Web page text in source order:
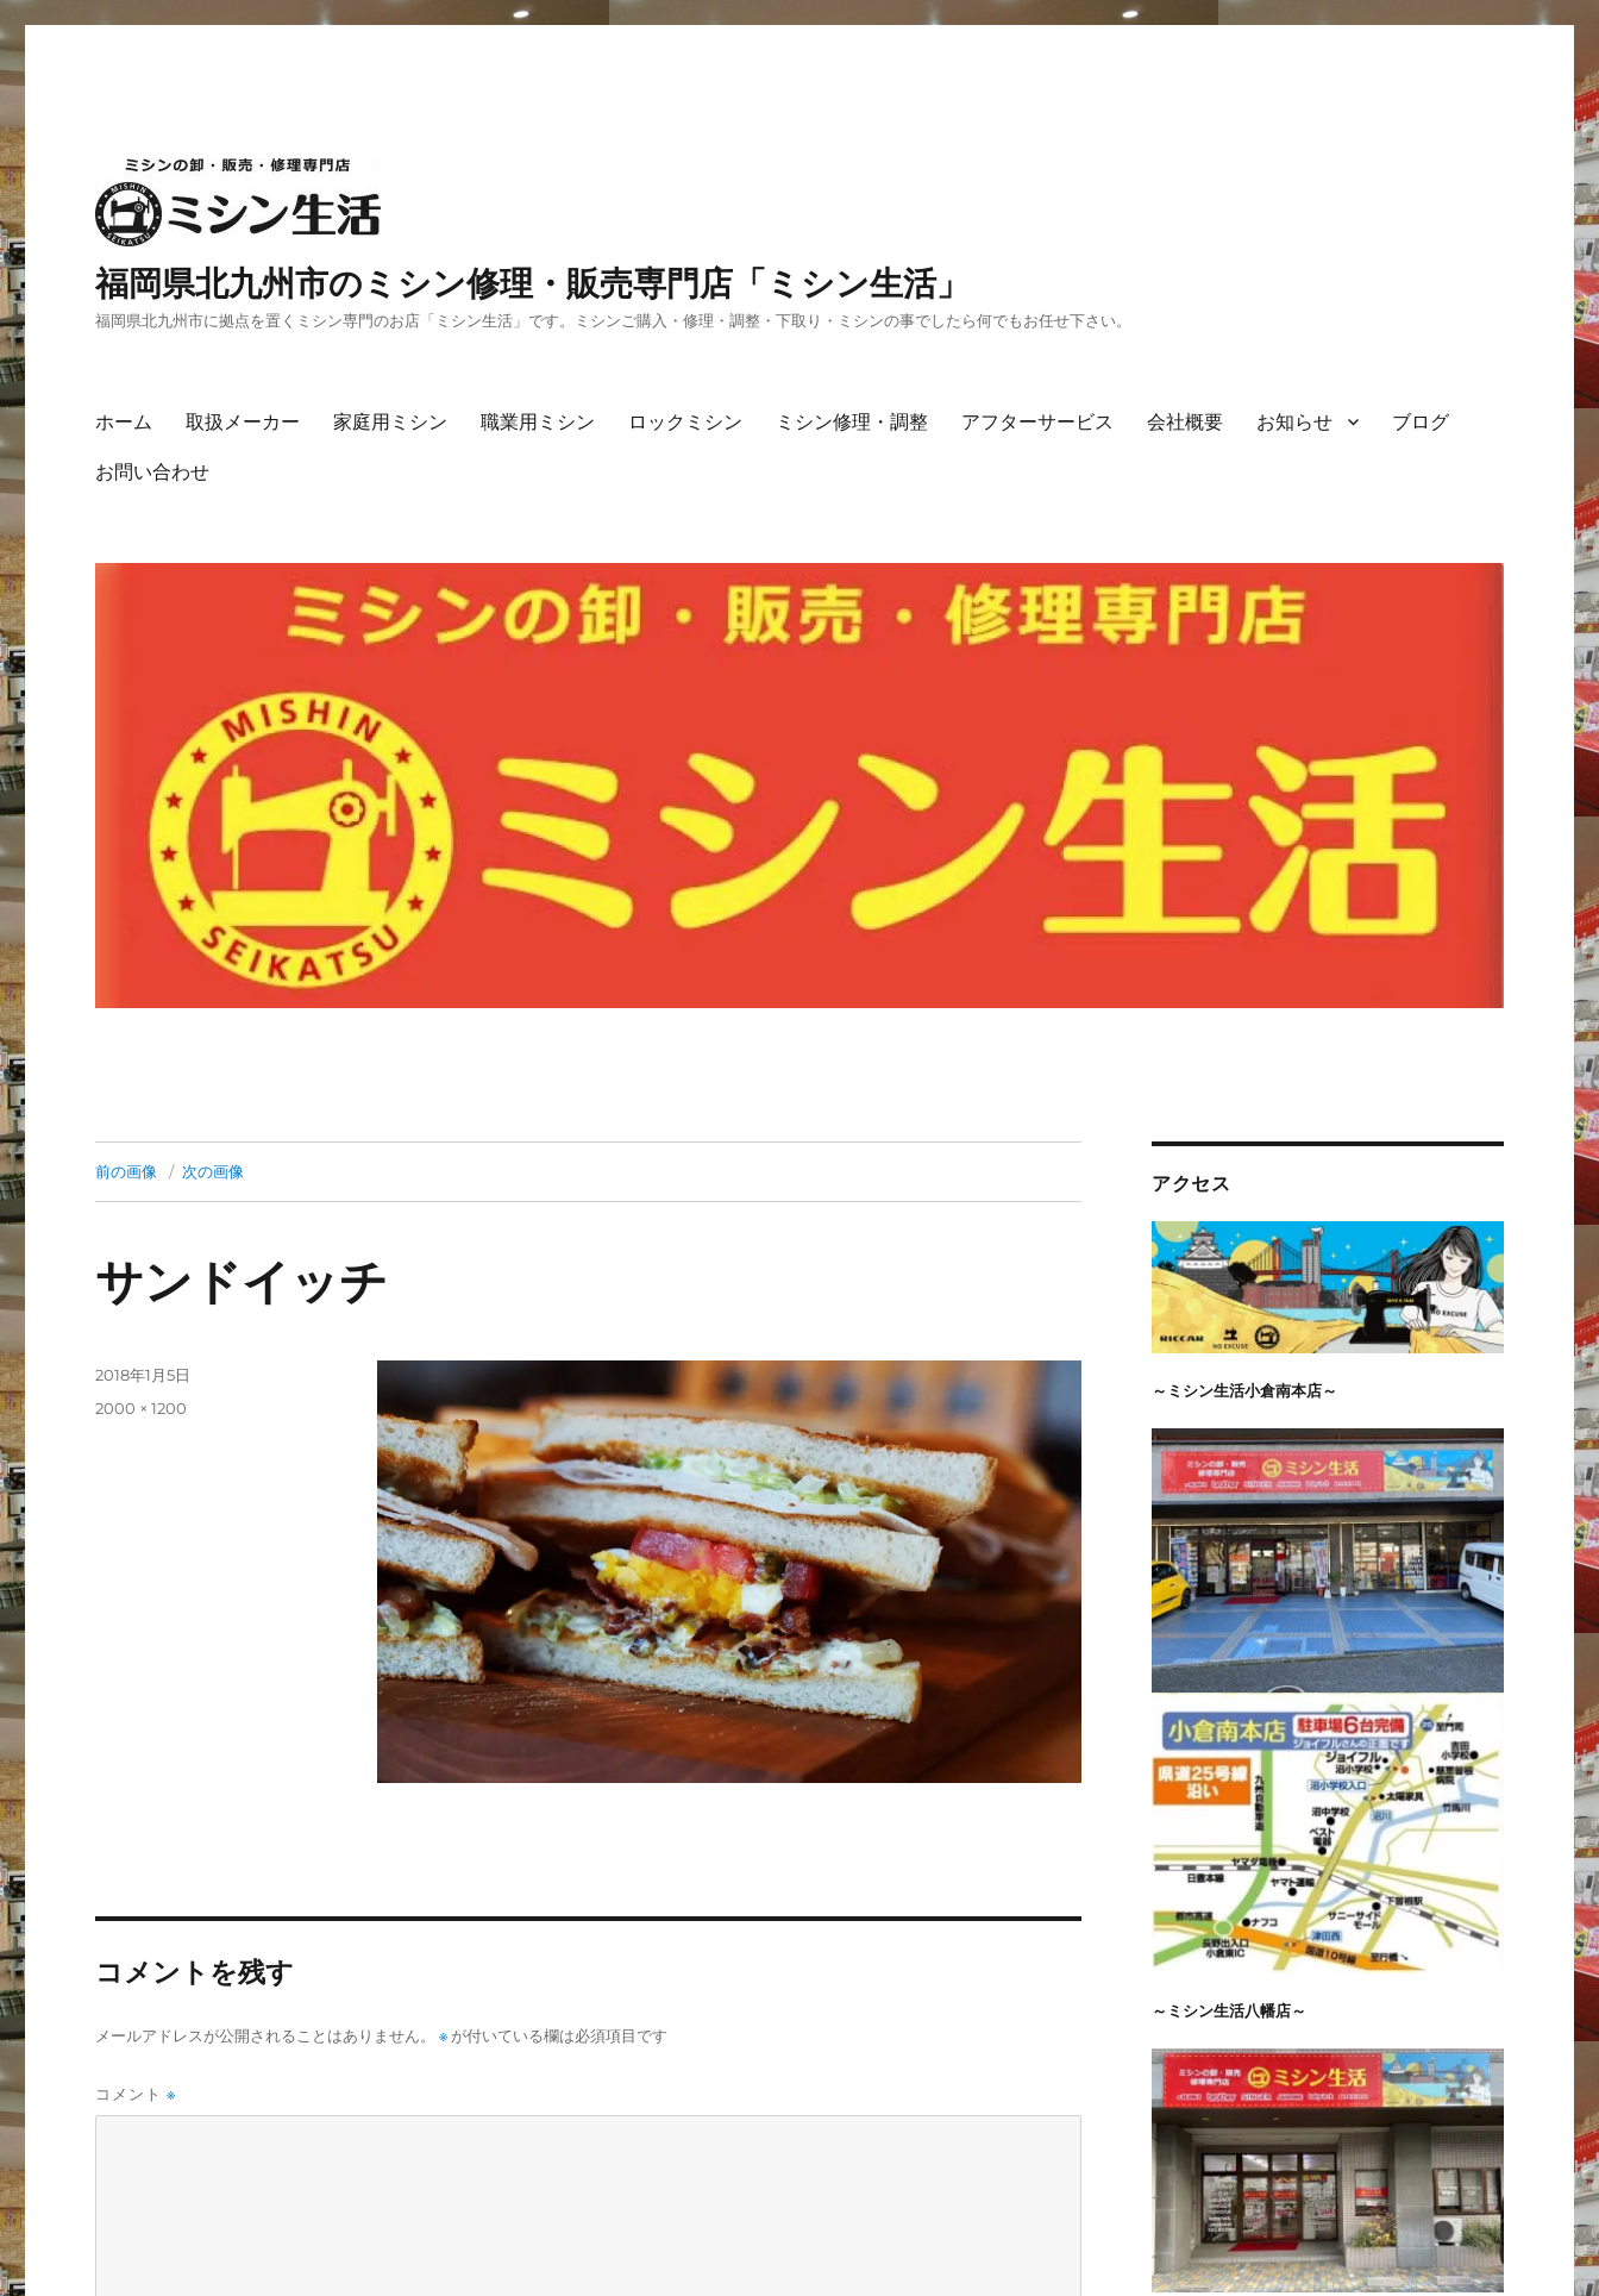
福岡県北九州市のミシン修理・販売専門店「ミシン生活」
福岡県北九州市に拠点を置くミシン専門のお店「ミシン生活」です。ミシンご購入・修理・調整・下取り・ミシンの事でしたら何でもお任せ下さい。
ホーム 取扱メーカー 家庭用ミシン 職業用ミシン ロックミシン ミシン修理・調整 アフターサービス 会社概要 お知らせ ブログ
お問い合わせ
前の画像 次の画像
サンドイッチ
投
2018年1月5日
フ
2000 × 1200
コメントを残す
メールアドレスが公開されることはありません。 ※ が付いている欄は必須項目です
コメント※
アクセス
～ミシン生活小倉南本店～
～ミシン生活八幡店～